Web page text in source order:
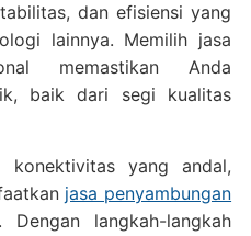
dan efisiensi yang
lainnya. Memilih jasa
memastikan Anda
baik dari segi kualitas
konektivitas yang andal,
jasa penyambungan
langkah-langkah